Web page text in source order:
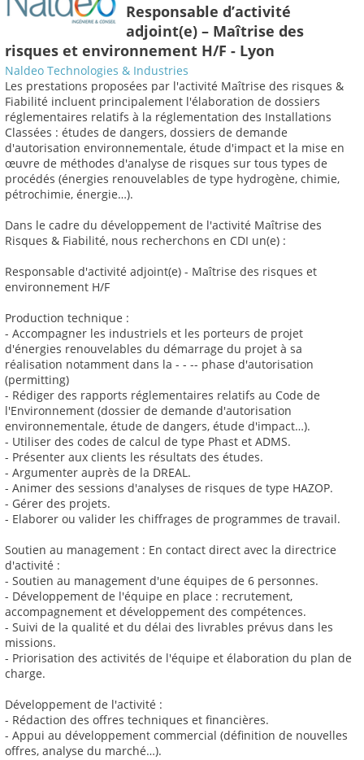
Responsable d’activité
adjoint(e) – Maîtrise des
risques et environnement H/F - Lyon
Naldeo Technologies & Industries
Les prestations proposées par l'activité Maîtrise des risques &
Fiabilité incluent principalement l'élaboration de dossiers
réglementaires relatifs à la réglementation des Installations
Classées : études de dangers, dossiers de demande
d'autorisation environnementale, étude d'impact et la mise en
œuvre de méthodes d'analyse de risques sur tous types de
procédés (énergies renouvelables de type hydrogène, chimie,
pétrochimie, énergie…).
Dans le cadre du développement de l'activité Maîtrise des
Risques & Fiabilité, nous recherchons en CDI un(e) :
Responsable d'activité adjoint(e) - Maîtrise des risques et
environnement H/F
Production technique :
- Accompagner les industriels et les porteurs de projet
d'énergies renouvelables du démarrage du projet à sa
réalisation notamment dans la - - -- phase d'autorisation
(permitting)
- Rédiger des rapports réglementaires relatifs au Code de
l'Environnement (dossier de demande d'autorisation
environnementale, étude de dangers, étude d'impact…).
- Utiliser des codes de calcul de type Phast et ADMS.
- Présenter aux clients les résultats des études.
- Argumenter auprès de la DREAL.
- Animer des sessions d'analyses de risques de type HAZOP.
- Gérer des projets.
- Elaborer ou valider les chiffrages de programmes de travail.
Soutien au management : En contact direct avec la directrice
d'activité :
- Soutien au management d'une équipes de 6 personnes.
- Développement de l'équipe en place : recrutement,
accompagnement et développement des compétences.
- Suivi de la qualité et du délai des livrables prévus dans les
missions.
- Priorisation des activités de l'équipe et élaboration du plan de
charge.
Développement de l'activité :
- Rédaction des offres techniques et financières.
- Appui au développement commercial (définition de nouvelles
offres, analyse du marché…).